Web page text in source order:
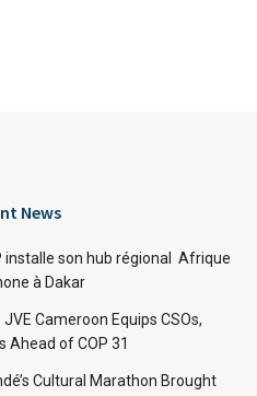
News
installe son hub régional Afrique
à Dakar
Cameroon Equips CSOs,
Ahead of COP 31
Cultural Marathon Brought